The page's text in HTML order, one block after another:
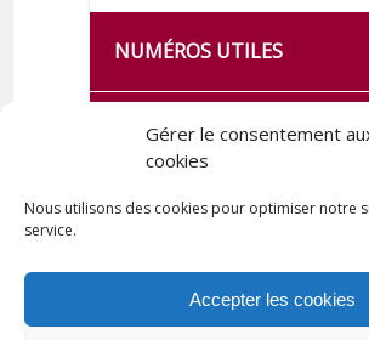
Gérer le consentement
cookies
Nous utilisons des cookies pour optimiser notre
service.
Accepter les cookies
NUMÉROS UTILES
CA SE PASSE À FRANCE
DE QUINGEY